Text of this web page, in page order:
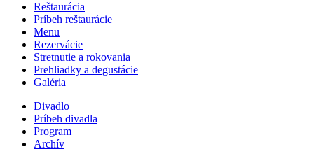
Reštaurácia
Príbeh reštaurácie
Menu
Rezervácie
Stretnutie a rokovania
Prehliadky a degustácie
Galéria
Divadlo
Príbeh divadla
Program
Archív